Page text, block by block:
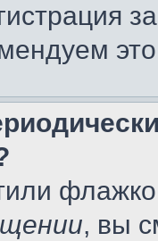
, вы